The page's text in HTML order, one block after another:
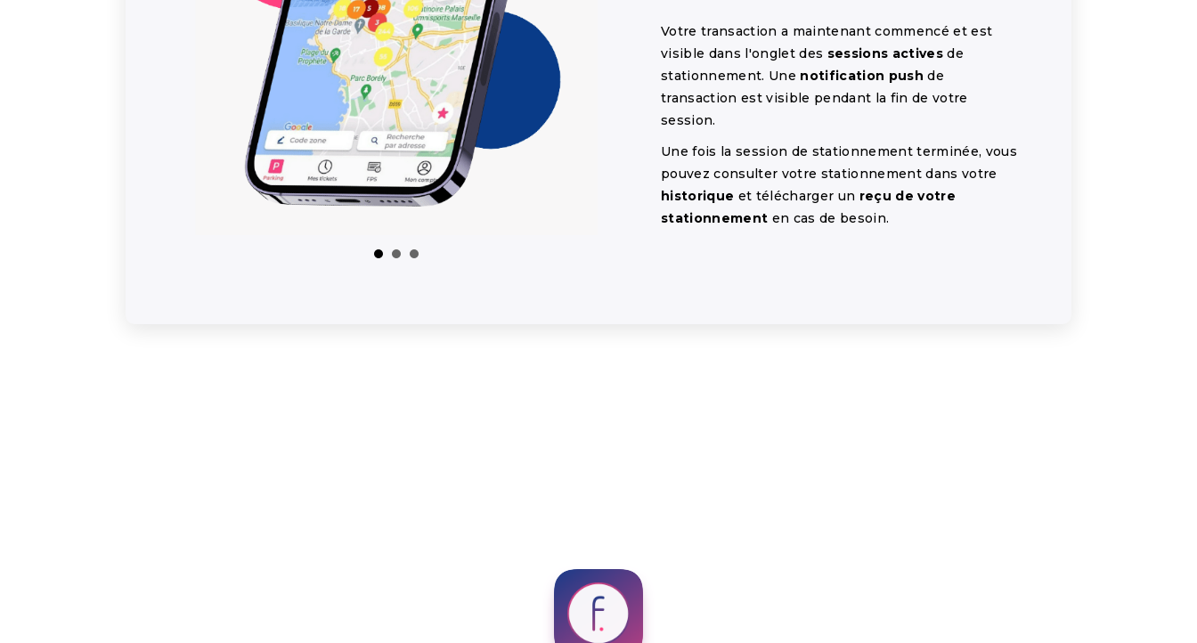
Votre transaction a maintenant commencé et est
visible dans l'onglet des sessions activesde
stationnement. Une notification push de
transaction est visible pendant la fin de votre
session.
Une fois la session de stationnement terminée, vous
pouvez consulter votre stationnement dans votre
historique et télécharger un reçu de votre
stationnement en cas de besoin.